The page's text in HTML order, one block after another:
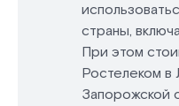
страны,
При этом
Ростелеком
Запорожской